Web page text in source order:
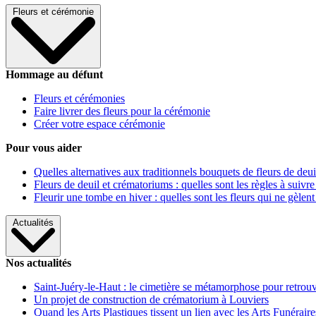
Fleurs et cérémonie
Hommage au défunt
Fleurs et cérémonies
Faire livrer des fleurs pour la cérémonie
Créer votre espace cérémonie
Pour vous aider
Quelles alternatives aux traditionnels bouquets de fleurs de
Fleurs de deuil et crématoriums : quelles sont les règles à
Fleurir une tombe en hiver : quelles sont les fleurs qui ne gèlent
Actualités
Nos actualités
Saint-Juéry-le-Haut : le cimetière se métamorphose pour
Un projet de construction de crématorium à Louviers
Quand les Arts Plastiques tissent un lien avec les Arts